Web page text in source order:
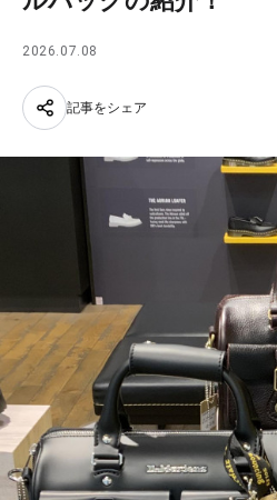
2026.07.08
記事をシェア